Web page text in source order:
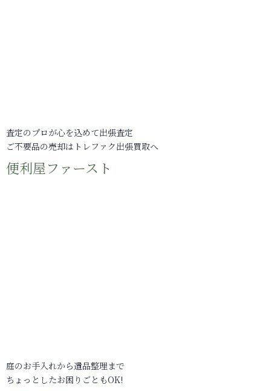
査定のプロが心を込めて出張査定
ご不要品の売却はトレファク出張買取へ
便利屋ファースト
庭のお手入れから遺品整理まで
ちょっとしたお困りごともOK!